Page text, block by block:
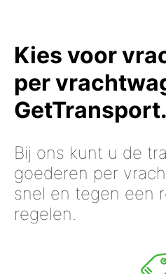
Kies voor
per
Bij ons kunt u de
goederen per
snel en tegen een
regelen.